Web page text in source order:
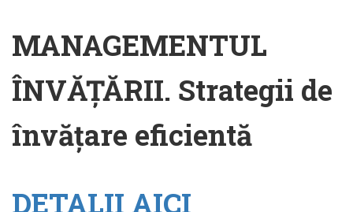
MANAGEMENTUL
ÎNVĂȚĂRII. Strategii de
învățare eficientă
DETALII AICI